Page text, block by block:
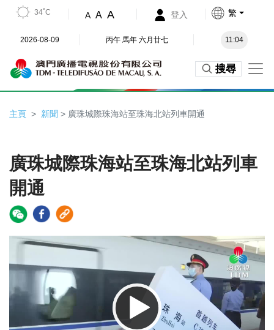
34˚C A A A 登入 繁
2026-08-09 丙午 馬年 六月廿七 11:04
搜尋
主頁 新聞 > 廣珠城際珠海站至珠海北站列車開通
廣珠城際珠海站至珠海北站列車
開通
Video